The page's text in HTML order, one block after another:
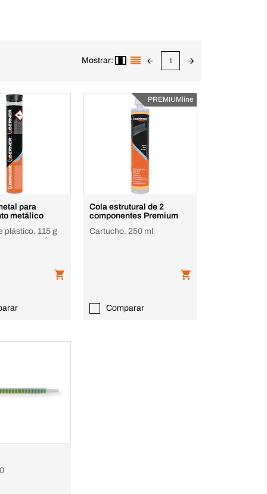
Mostrar: 1
para
metálico
plástico, 115 g
PREMIUMline
Cola estrutural de 2
componentes Premium
Cartucho, 250 ml
Comparar